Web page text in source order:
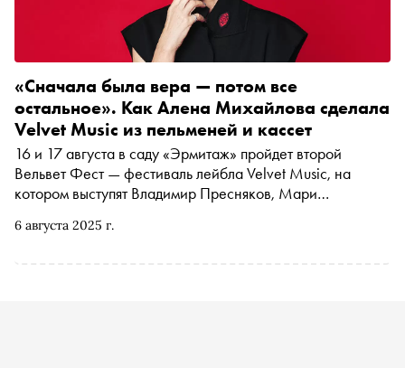
6 августа 2025 г.
«Сначала была вера — потом все
остальное». Как Алена Михайлова сделала
Velvet Music из пельменей и кассет
16 и 17 августа в саду «Эрмитаж» пройдет второй
Вельвет Фест — фестиваль лейбла Velvet Music, на
котором выступят Владимир Пресняков, Мари
В воскресенье, 17 августа, в рамках фестиваля пройдет